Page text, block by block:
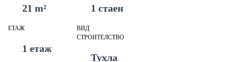
21 m² 1 стаен
ЕТАЖ
1 етаж
ВИД
СТРОИТЕЛСТВО
Тухла